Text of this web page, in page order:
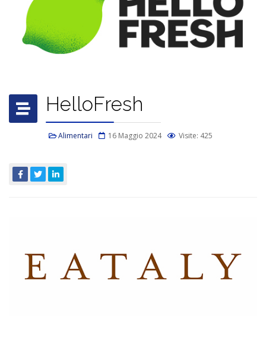
HelloFresh
Alimentari 16 Maggio 2024 Visite: 425